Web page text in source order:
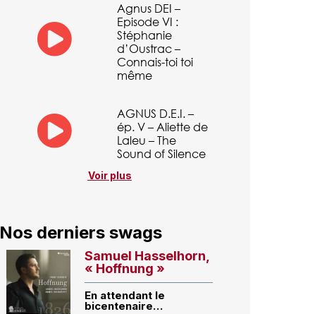
Agnus DEI –
Episode VI :
Stéphanie
d’Oustrac –
Connais-toi toi
même
AGNUS D.E.I. –
ép. V – Aliette de
Laleu – The
Sound of Silence
Voir plus
Nos derniers swags
Samuel Hasselhorn,
« Hoffnung »
En attendant le
bicentenaire…